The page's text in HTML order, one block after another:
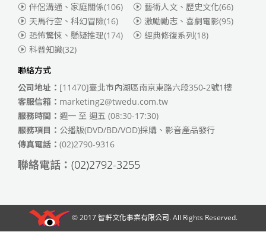
伴侶溝通、家庭關係(106) 藝術人文、歷史文化(66)
天馬行空、科幻冒險(16) 激勵勵志、喜劇電影(95)
恐怖驚悚、懸疑推理(174) 經典修復系列(18)
科普知識(32)
聯絡方式
公司地址： [11470]臺北市內湖區南京東路六段350-2號1樓
客服信箱： marketing2@twedu.com.tw
服務時間： 週一 至 週五 (08:30-17:30)
服務項目： 公播版(DVD/BD/VOD)採購、影音產品發行
傳真電話： (02)2790-9316
聯絡電話： (02)2792-3255
© 2017智軒文化事業有限公司. All Rights Reserved.